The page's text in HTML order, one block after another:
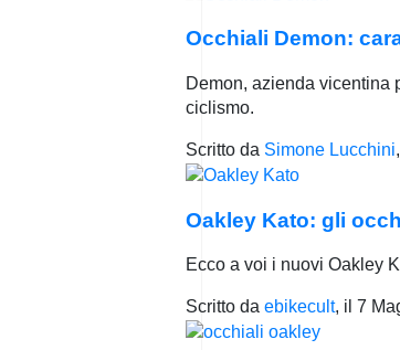
Occhiali Demon:
Demon, azienda vicentina
ciclismo.
Scritto da Simone Lucchini
Oakley Kato: gli
Ecco a voi i nuovi Oakley
Scritto da ebikecult, il 7